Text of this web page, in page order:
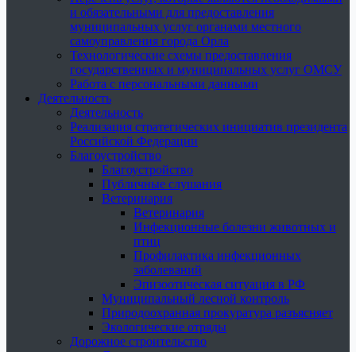
и обязательными для предоставления
муниципальных услуг органами местного
самоуправления города Орла
Технологические схемы предоставления
государственных и муниципальных услуг ОМСУ
Работа с персональными данными
Деятельность
Деятельность
Реализация стратегических инициатив президента
Российской Федерации
Благоустройство
Благоустройство
Публичные слушания
Ветеринария
Ветеринария
Инфекционные болезни животных и
птиц
Профилактика инфекционных
заболеваний
Эпизоотическая ситуация в РФ
Муниципальный лесной контроль
Природоохранная прокуратура разъясняет
Экологические отряды
Дорожное строительство